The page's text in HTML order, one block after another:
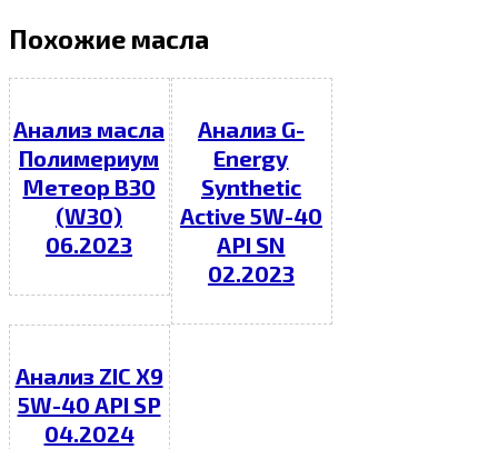
Похожие масла
Анализ масла
Полимериум
Метеор В30
(W30)
06.2023
Анализ G-
Energy
Synthetic
Active 5W-40
API SN
02.2023
Анализ ZIC X9
5W-40 API SP
04.2024